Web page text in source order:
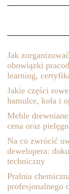
Jak
obowiązki
learning,
Jakie części
hamulce, koła i
Meble
cena oraz
Na co zwrócić
dewelopera:
techniczny
Pralnia
profesjonalnego